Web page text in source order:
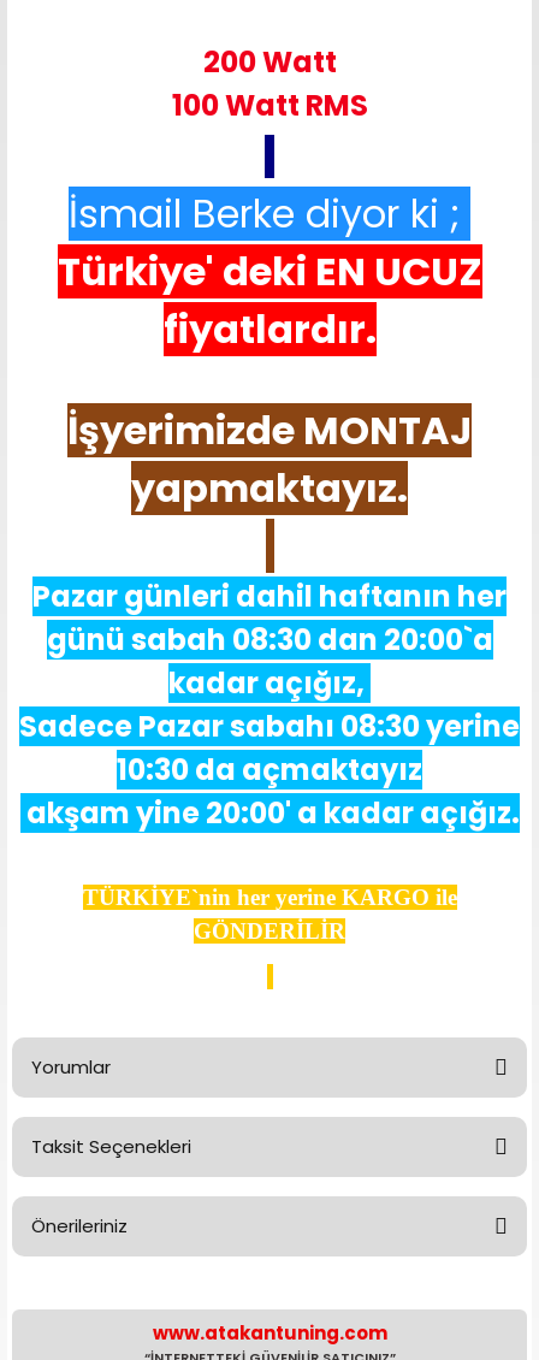
200 Watt
100 Watt RMS
İsmail Berke diyor ki ;
Türkiye' deki EN UCUZ
fiyatlardır.
İşyerimizde MONTAJ
yapmaktayız.
Pazar günleri dahil haftanın her
günü sabah 08:30 dan 20:00`a
kadar açığız,
Sadece Pazar sabahı 08:30 yerine
10:30 da açmaktayız
akşam yine 20:00' a kadar açığız.
TÜRKİYE`nin her yerine KARGO ile
GÖNDERİLİR
Yorumlar
Bu ürüne ilk yorumu siz yapın!
Taksit Seçenekleri
Önerileriniz
kullanarak tarafımıza iletebilirsiniz.
Görüş ve önerileriniz için teşekkür ederiz.
www.atakantuning.com